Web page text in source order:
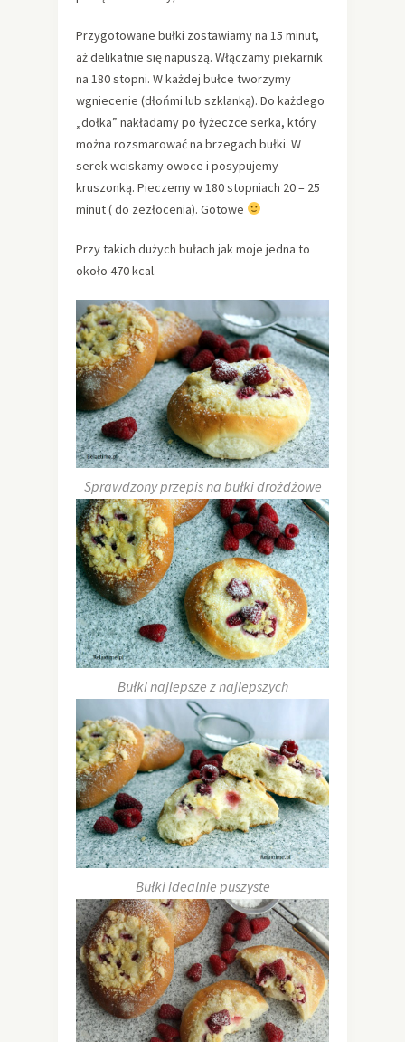
Przygotowane bułki zostawiamy na 15 minut,
aż delikatnie się napuszą. Włączamy piekarnik
na 180 stopni. W każdej bułce tworzymy
wgniecenie (dłońmi lub szklanką). Do każdego
„dołka” nakładamy po łyżeczce serka, który
można rozsmarować na brzegach bułki. W
serek wciskamy owoce i posypujemy
kruszonką. Pieczemy w 180 stopniach 20 – 25
minut ( do zezłocenia). Gotowe
Przy takich dużych bułach jak moje jedna to
około 470 kcal.
Sprawdzony przepis na bułki drożdżowe
Bułki najlepsze z najlepszych
Bułki idealnie puszyste